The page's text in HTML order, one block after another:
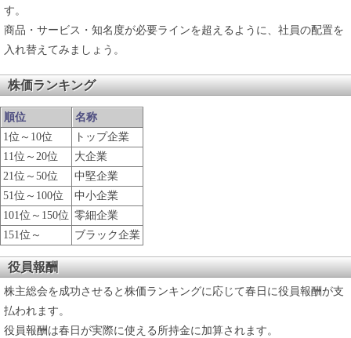
す。
商品・サービス・知名度が必要ラインを超えるように、社員の配置を
入れ替えてみましょう。
株価ランキング
順位
名称
1位～10位
トップ企業
11位～20位
大企業
21位～50位
中堅企業
51位～100位
中小企業
101位～150位 零細企業
151位～
ブラック企業
役員報酬
株主総会を成功させると株価ランキングに応じて春日に役員報酬が支
払われます。
役員報酬は春日が実際に使える所持金に加算されます。